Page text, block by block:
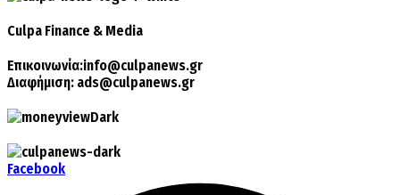
Culpa Finance & Media
Επικοινωνία:info@culpanews.gr
Διαφήμιση: ads@culpanews.gr
Facebook